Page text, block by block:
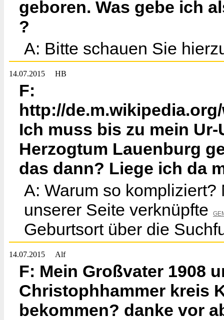
geboren. Was gebe ich
?
A: Bitte schauen Sie
14.07.2015 HB
F:
http://
Ich muss bis zu mein
Herzogtum Lauenburg
das dann? Liege ich da
A: Warum so
unserer Seite verknüpfte
Geburtsort über die
14.07.2015 Alf
F: Mein Großvater 1908
Christophhammer kreis
bekommen? danke vor